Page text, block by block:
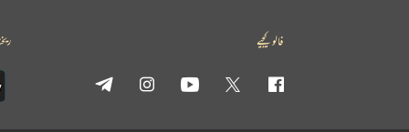
فالو کیجیے